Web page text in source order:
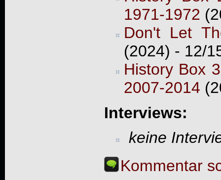
1971-1972
Don't Let
(2024) - 12/
History Box
2007-2014
Interviews:
keine
Kommentar